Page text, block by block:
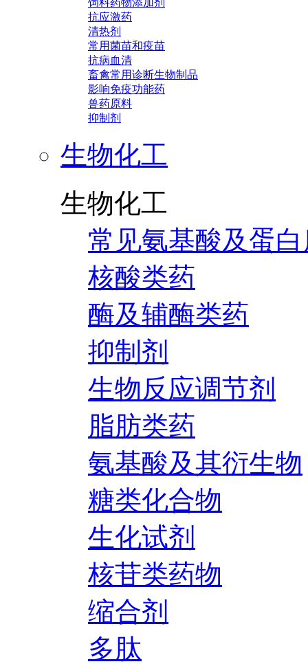
饲料药物添加剂
抗应激药
清热剂
常用菌苗和疫苗
抗病血清
畜禽常用诊断生物制品
影响免疫功能药
兽药原料
抑制剂
生物化工
生物化工
常见氨基酸及蛋
核酸类药
酶及辅酶类药
抑制剂
生物反应调节剂
脂肪类药
氨基酸及其衍生物
糖类化合物
生化试剂
核苷类药物
缩合剂
多肽